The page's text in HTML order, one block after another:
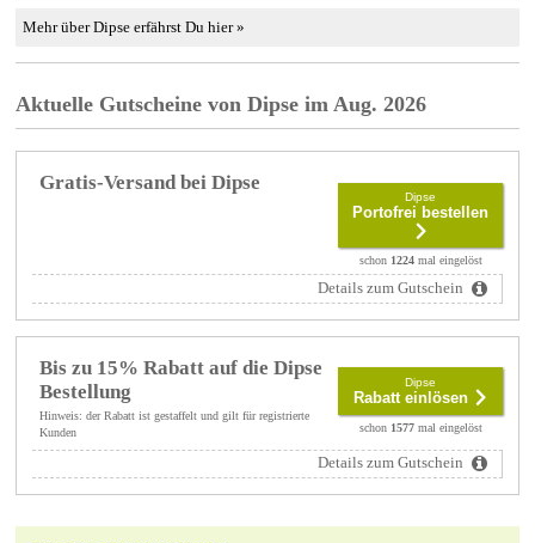
Mehr über Dipse erfährst Du hier »
Aktuelle Gutscheine von Dipse im Aug. 2026
Gratis-Versand bei Dipse
Dipse
Portofrei bestellen
schon 1224mal eingelöst
Details zum Gutschein
Bis zu 15% Rabatt auf die Dipse
Bestellung
Hinweis: der Rabatt ist gestaffelt und gilt für registrierte
Kunden
Dipse
Rabatt einlösen
schon 1577mal eingelöst
Details zum Gutschein